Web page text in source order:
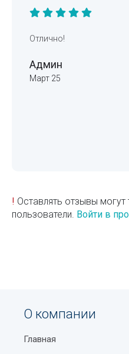
Отлично!
Админ
Март 25
! Оставлять отзывы
пользователи. Войти в
О компании
Главная